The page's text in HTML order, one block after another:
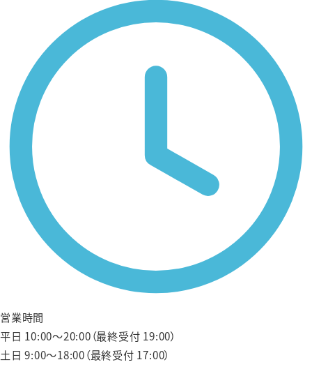
営業時間
平日 10:00〜20:00（最終受付 19:00）
土日 9:00〜18:00（最終受付 17:00）